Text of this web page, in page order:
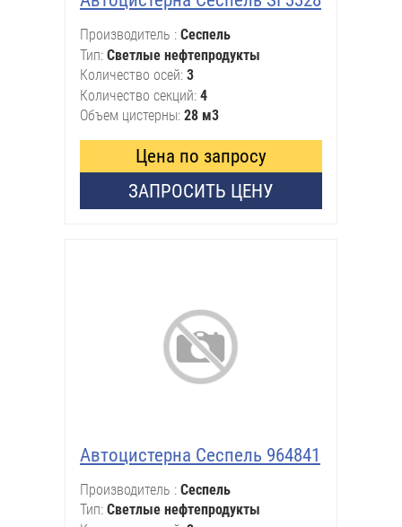
Производитель
Сеспель
Тип Светлые нефтепродукты
Количество осей 3
Количество секций 4
Объем цистерны 28 м3
Цена по запросу
ЗАПРОСИТЬ ЦЕНУ
Автоцистерна Сеспель 964841
Производитель
Сеспель
Тип Светлые нефтепродукты